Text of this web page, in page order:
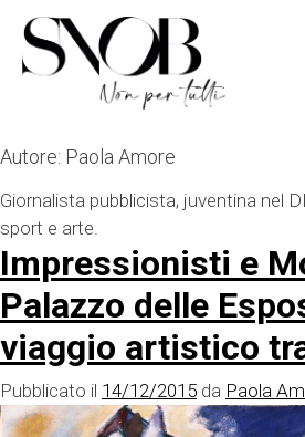
content
Autore: Paola Amore
Giornalista pubblicista, juventina nel
sport e arte.
Impressionisti e
Palazzo delle
viaggio artistico tra
Pubblicato il 14/12/2015 da Paola